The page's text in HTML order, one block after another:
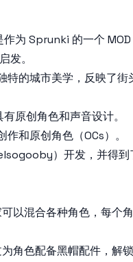
为 Sprunki 的一个
发。
特的城市美学，反映了街
原创角色和声音设计。
和原创角色（OCs）。
）开发，并得到
以混合各种角色，每个
角色配备黑帽配件，解